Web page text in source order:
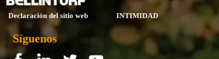
Declaración del sitio web INTIMIDAD
Síguenos